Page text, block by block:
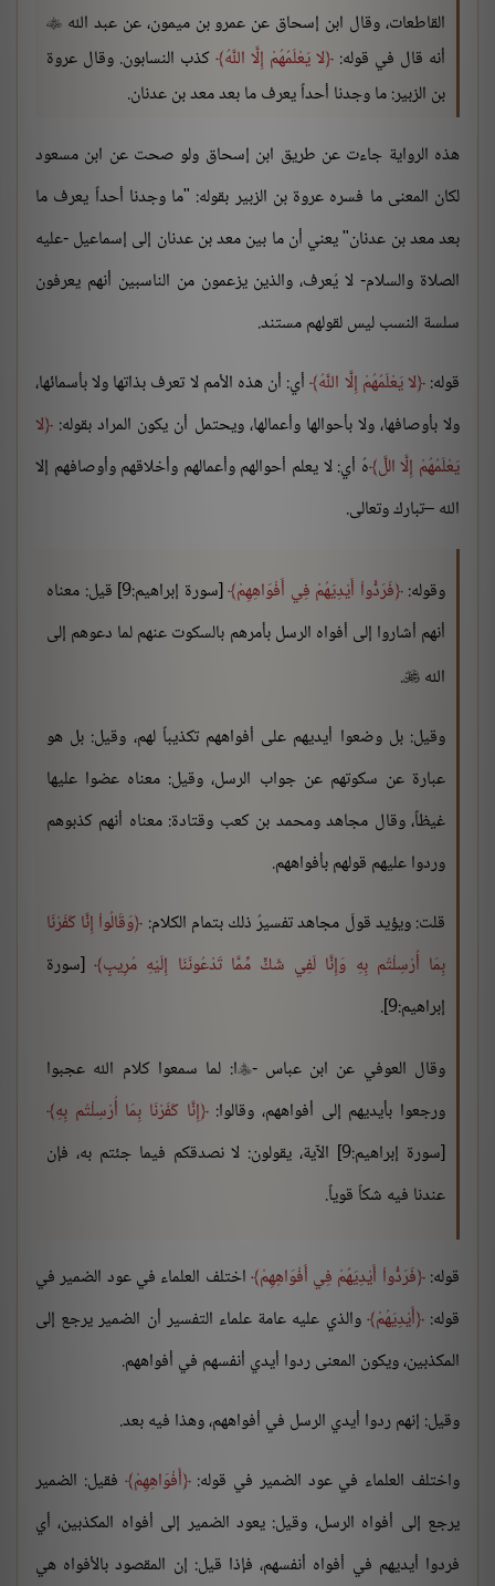
القاطعات، وقال ابن إسحاق عن عمرو بن ميمون، عن عبد الله 
أنه قال في قوله: لا يَعْلَمُهُمْ إِلَّا اللَّهُ كذب النسابون. وقال عروة
بن الزبير: ما وجدنا أحداً يعرف ما بعد معد بن عدنان.
هذه الرواية جاءت عن طريق ابن إسحاق ولو صحت عن ابن مسعود
لكان المعنى ما فسره عروة بن الزبير بقوله: "ما وجدنا أحداً يعرف ما
بعد معد بن عدنان" يعني أن ما بين معد بن عدنان إلى إسماعيل -عليه
الصلاة والسلام- لا يُعرف، والذين يزعمون من الناسبين أنهم يعرفون
سلسة النسب ليس لقولهم مستند.
قوله: لا يَعْلَمُهُمْ إِلَّا اللَّهُ أي: أن هذه الأمم لا تعرف بذاتها ولا بأسمائها،
ولا بأوصافها، ولا بأحوالها وأعمالها، ويحتمل أن يكون المراد بقوله: لا
يَعْلَمُهُمْ إِلَّا اللَّ هُ أي: لا يعلم أحوالهم وأعمالهم وأخلاقهم وأوصافهم إلا
الله –تبارك وتعالى.
وقوله: فَرَدُّواْ أَيْدِيَهُمْ فِي أَفْوَاهِهِمْ
[سورة إبراهيم:9] قيل: معناه
أنهم أشاروا إلى أفواه الرسل بأمرهم بالسكوت عنهم لما دعوهم إلى
الله 
.
وقيل: بل وضعوا أيديهم على أفواههم تكذيباً لهم، وقيل: بل هو
عبارة عن سكوتهم عن جواب الرسل، وقيل: معناه عضوا عليها
غيظاً، وقال مجاهد ومحمد بن كعب وقتادة: معناه أنهم كذبوهم
وردوا عليهم قولهم بأفواههم.
قلت: ويؤيد قولَ مجاهد تفسيرُ ذلك بتمام الكلام: وَقَالُواْ إِنَّا كَفَرْنَا
بِمَا أُرْسِلْتُم بِهِ وَإِنَّا لَفِي شَكٍّ مِّمَّا تَدْعُونَنَا إِلَيْهِ مُرِيبٍ [سورة
إبراهيم:9].
وقال العوفي عن ابن عباس -ا: لما سمعوا كلام الله عجبوا
ورجعوا بأيديهم إلى أفواههم، وقالوا: إِنَّا كَفَرْنَا بِمَا أُرْسِلْتُم بِهِ
[سورة إبراهيم:9] الآية، يقولون: لا نصدقكم فيما جئتم به، فإن
عندنا فيه شكاً قوياً.
قوله: فَرَدُّواْ أَيْدِيَهُمْ فِي أَفْوَاهِهِمْ اختلف العلماء في عود الضمير في
قوله: أَيْدِيَهُمْ والذي عليه عامة علماء التفسير أن الضمير يرجع إلى
المكذبين، ويكون المعنى ردوا أيدي أنفسهم في أفواههم.
وقيل: إنهم ردوا أيدي الرسل في أفواههم، وهذا فيه بعد.
واختلف العلماء في عود الضمير في قوله: أَفْوَاهِهِمْ فقيل: الضمير
يرجع إلى أفواه الرسل، وقيل: يعود الضمير إلى أفواه المكذبين، أي
فردوا أيديهم في أفواه أنفسهم، فإذا قيل: إن المقصود بالأفواه هي